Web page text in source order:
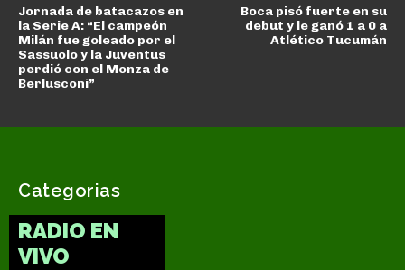
Jornada de batacazos en
la Serie A: “El campeón
Milán fue goleado por el
Sassuolo y la Juventus
perdió con el Monza de
Berlusconi”
Boca pisó fuerte en su
debut y le ganó 1 a 0 a
Atlético Tucumán
Categorias
RADIO EN
VIVO